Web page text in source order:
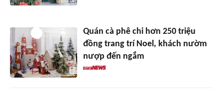
Quán cà phê chi hơn 250 triệu
đồng trang trí Noel, khách nườm
nượp đến ngắm